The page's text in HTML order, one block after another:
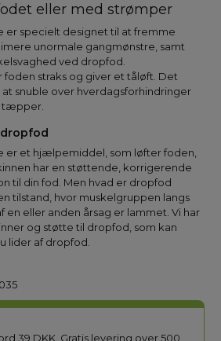
eller med strømper
er specielt designet til at fremme
unormale gangmønstre, samt
ved dropfod.
straks og giver et tåløft. Det
snuble over hverdagsforhindringer
tæpper.
er et hjælpemiddel, som løfter foden,
har en støttende, korrigerende
til din fod. Men hvad er dropfod
tilstand, hvor muskelgruppen langs
en eller anden årsag er lammet. Vi har
og støtte til dropfod, som kan
lider af dropfod.
39 DKK. Gratis levering over 500